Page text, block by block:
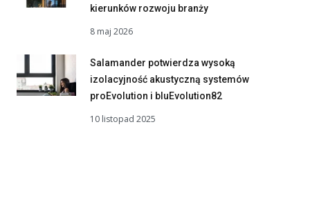
kierunków rozwoju branży
8 maj 2026
Salamander potwierdza wysoką
izolacyjność akustyczną systemów
proEvolution i bluEvolution82
10 listopad 2025